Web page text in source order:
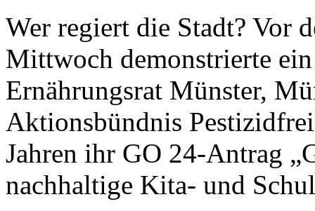
Wer regiert die Stadt? Vor
Mittwoch demonstrierte
Ernährungsrat Münster,
Aktionsbündnis
Jahren ihr GO 24-Antrag
nachhaltige Kita- und